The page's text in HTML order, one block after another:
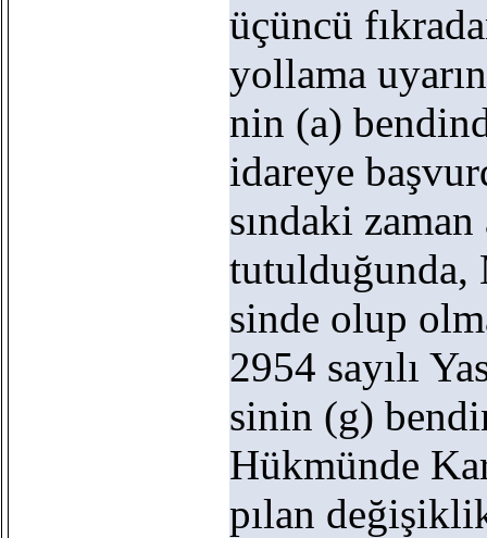
üçüncü
yollama
nin (a)
idareye
sındaki
tutulduğunda,
sinde olup
2954 sayılı
sinin (g)
Hükmünde
pılan